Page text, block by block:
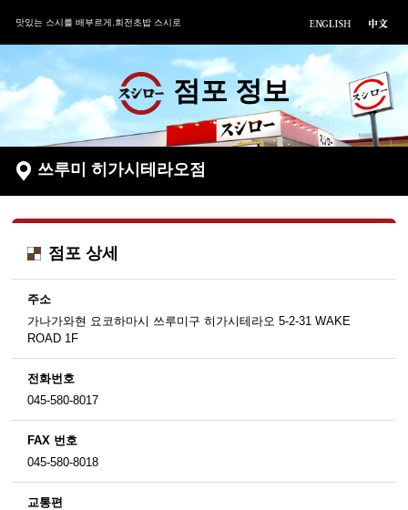
맛있는 스시를 배부르게.회전초밥 스시로
점포 정보
쓰루미 히가시테라오점
점포 상세
주소
가나가와현 요코하마시 쓰루미구 히가시테라오 5-2-31 WAKE
ROAD 1F
전화번호
045-580-8017
FAX 번호
045-580-8018
교통편